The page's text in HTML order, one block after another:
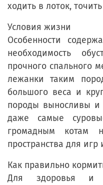
ходить в лоток,
Условия жизни
Особенности
необходимость
прочного спального
лежанки таким
большого веса и
породы выносливы и
даже самые
громадным котам
пространства для
Как правильно
Для здоровья и